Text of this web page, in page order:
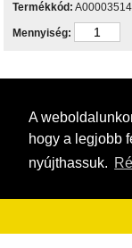
A
hogy a legjobb
nyújthassuk.
Termékkód:
Mennyiség: